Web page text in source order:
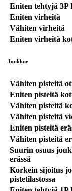
Eniten tehtyjä 3P
Eniten virheitä
Vähiten virheitä
Eniten virheitä
Joukkue
Vähiten pisteitä
Eniten pisteitä
Vähiten pisteitä
Vähiten pisteitä
Eniten pisteitä
Vähiten pisteitä
Suurin osuus
erässä
Korkein sijoitus
pistetilastossa